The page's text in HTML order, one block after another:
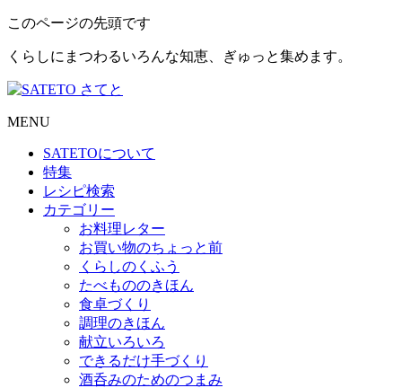
このページの先頭です
くらしにまつわるいろんな知恵、ぎゅっと集めます。
MENU
SATETOについて
特集
レシピ検索
カテゴリー
お料理レター
お買い物のちょっと前
くらしのくふう
たべもののきほん
食卓づくり
調理のきほん
献立いろいろ
できるだけ手づくり
酒呑みのためのつまみ